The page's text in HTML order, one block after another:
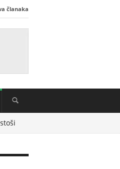
članaka
hrvatske pašnjake, uginulo